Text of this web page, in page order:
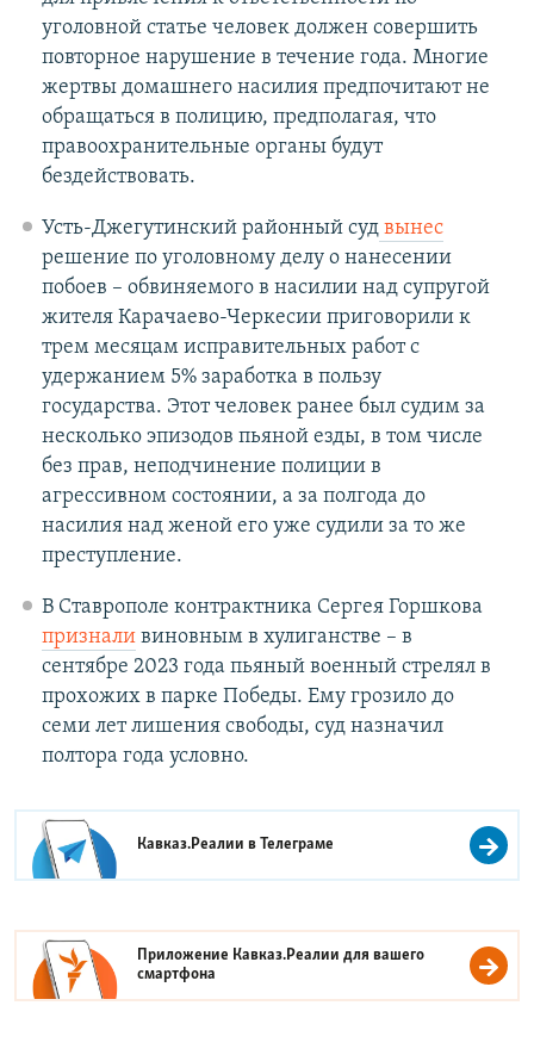
уголовной статье человек должен совершить
повторное нарушение в течение года. Многие
жертвы домашнего насилия предпочитают не
обращаться в полицию, предполагая, что
правоохранительные органы будут
бездействовать.
Усть-Джегутинский районный судвынес
решение по уголовному делу о нанесении
побоев – обвиняемого в насилии над супругой
жителя Карачаево-Черкесии приговорили к
трем месяцам исправительных работ с
удержанием 5% заработка в пользу
государства. Этот человек ранее был судим за
несколько эпизодов пьяной езды, в том числе
без прав, неподчинение полиции в
агрессивном состоянии, а за полгода до
насилия над женой его уже судили за то же
преступление.
В Ставрополе контрактника Сергея Горшкова
призналивиновным в хулиганстве – в
сентябре 2023 года пьяный военный стрелял в
прохожих в парке Победы. Ему грозило до
семи лет лишения свободы, суд назначил
полтора года условно.
Кавказ.Реалии вТелеграме
Приложение Кавказ.Реалии для вашего
смартфона